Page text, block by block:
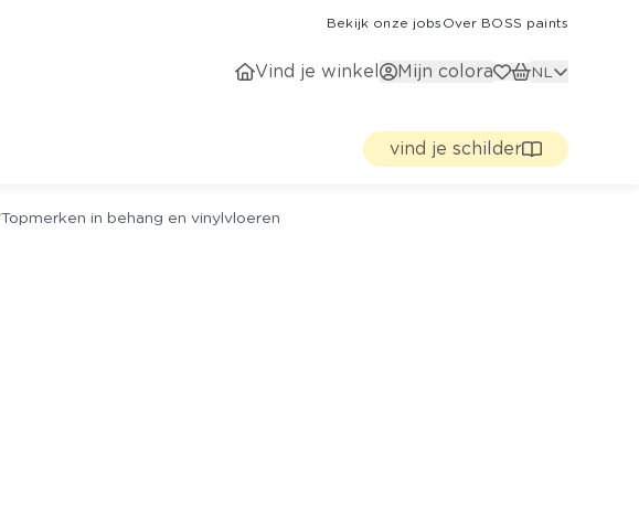
Bekijk onze jobs Over BOSS paints
Vind je winkel Mijn colora NL
vind je schilder
Topmerken in behang en vinylvloeren